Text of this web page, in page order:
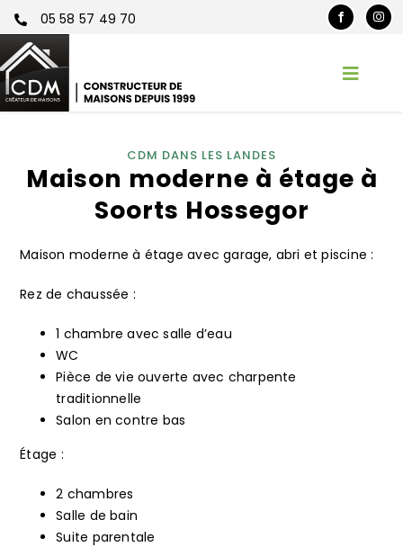
Passer
au
contenu
05 58 57 49 70
Toggle
CDM
Réalisations
Contact
CDM DANS LES LANDES
Maison moderne à étage à
Soorts Hossegor
Maison moderne à étage avec garage, abri et piscine :
Rez de chaussée :
1 chambre avec salle d’eau
WC
Pièce de vie ouverte avec charpente
traditionnelle
Salon en contre bas
Étage :
2 chambres
Salle de bain
Suite parentale